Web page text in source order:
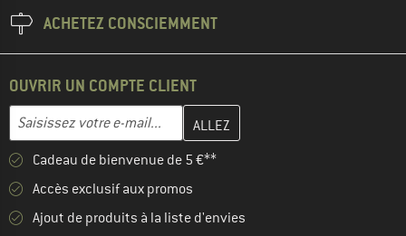
ACHETEZ CONSCIEMMENT
OUVRIR UN COMPTE CLIENT
Saisissez votre e-mail...
Entrez votre adresse e-mail ici et créez votre compte client à la
Cadeau de bienvenue de 5 €**
Accès exclusif aux promos
Ajout de produits à la liste d'envies